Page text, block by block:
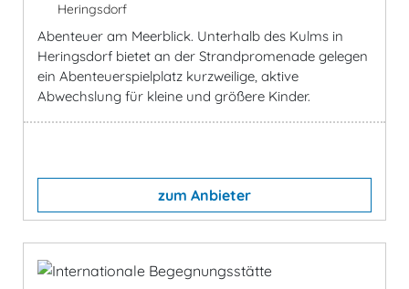
Heringsdorf
Abenteuer am Meerblick. Unterhalb des Kulms in
Heringsdorf bietet an der Strandpromenade gelegen
ein Abenteuerspielplatz kurzweilige, aktive
Abwechslung für kleine und größere Kinder.
zum Anbieter